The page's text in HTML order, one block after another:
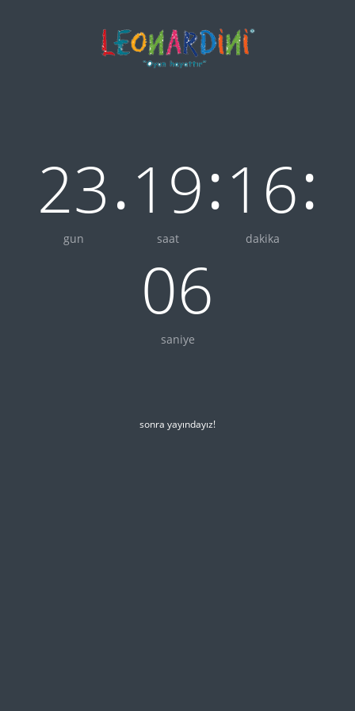
23
gun
.19
saat
:16
dakika
:
06
saniye
sonra yayındayız!